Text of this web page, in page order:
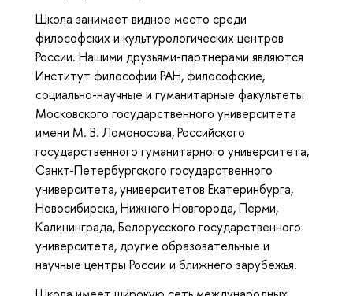
Школа занимает видное место среди
философских и культурологических центров
России. Нашими друзьями-партнерами являются
Институт философии РАН, философские,
социально-научные и гуманитарные факультеты
Московского государственного университета
имени М. В. Ломоносова, Российского
государственного гуманитарного университета,
Санкт-Петербургского государственного
университета, университетов Екатеринбурга,
Новосибирска, Нижнего Новгорода, Перми,
Калининграда, Белорусского государственного
университета, другие образовательные и
научные центры России и ближнего зарубежья.